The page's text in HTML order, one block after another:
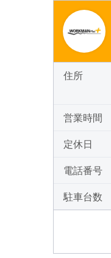
住所
営業時間
定休日
電話番号
駐車台数